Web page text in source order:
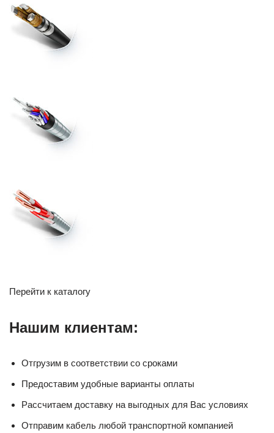
Перейти к каталогу
Нашим клиентам:
Отгрузим в соответствии со сроками
Предоставим удобные варианты оплаты
Рассчитаем доставку на выгодных для Вас условиях
Отправим кабель любой транспортной компанией